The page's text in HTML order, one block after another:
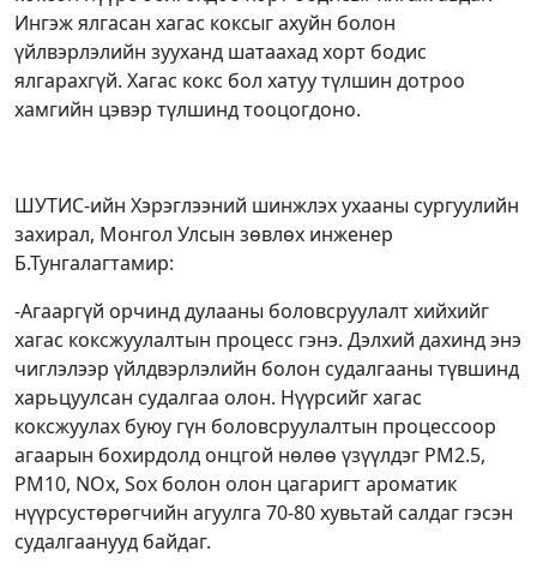
Ингэж ялгасан хагас коксыг ахуйн болон
үйлвэрлэлийн зууханд шатаахад хорт бодис
ялгарахгүй. Хагас кокс бол хатуу түлшин дотроо
хамгийн цэвэр түлшинд тооцогдоно.
ШУТИС-ийн Хэрэглээний шинжлэх ухааны сургуулийн
захирал, Монгол Улсын зөвлөх инженер
Б.Тунгалагтамир:
-Агааргүй орчинд дулааны боловсруулалт хийхийг
хагас коксжуулалтын процесс гэнэ. Дэлхий дахинд энэ
чиглэлээр үйлдвэрлэлийн болон судалгааны түвшинд
харьцуулсан судалгаа олон. Нүүрсийг хагас
коксжуулах буюу гүн боловсруулалтын процессоор
агаарын бохирдолд онцгой нөлөө үзүүлдэг PM2.5,
PM10, NOx, Sox болон олон цагаригт ароматик
нүүрсустөрөгчийн агуулга 70-80 хувьтай салдаг гэсэн
судалгаанууд байдаг.